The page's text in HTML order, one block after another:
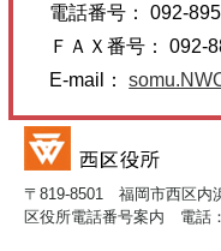
電話番号： 092-
ＦＡＸ番号： 092-
E-mail：
〒819-8501 福岡市西区内
区役所電話番号案内 電話